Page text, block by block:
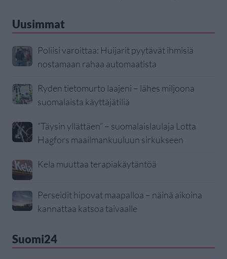
Uusimmat
Poliisi varoittaa: Huijarit pyytävät ihmisiä
nostamaan rahaa automaatista
Ryden tietomurto laajeni – lähes miljoona
suomalaista käyttäjätiliä
”Täysin yllättäen” – suomalaislaulaja Lotta
Hagfors maailmankuuluun sirkukseen
Kela muuttaa terapiakäytäntöä
Perseidit hipovat maapalloa – näinä aikoina
kannattaa katsoa taivaalle
Suomi24